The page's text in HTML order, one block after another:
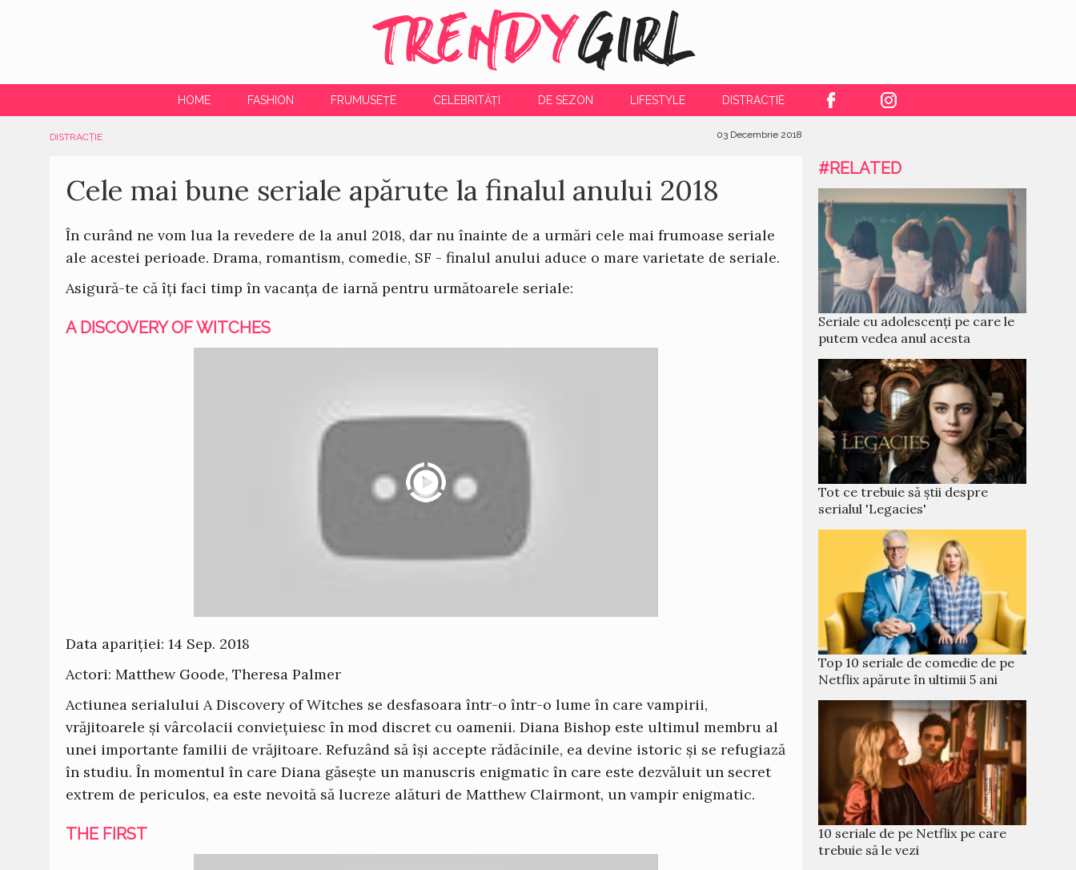
TRENDYGIRL
HOME FASHION FRUMUSEȚE CELEBRITĂȚI DE SEZON LIFESTYLE DISTRACȚIE
DISTRACȚIE 03 Decembrie 2018
Cele mai bune seriale apărute la finalul anului 2018
În curând ne vom lua la revedere de la anul 2018, dar nu înainte de a urmări cele mai frumoase seriale
ale acestei perioade. Drama, romantism, comedie, SF - finalul anului aduce o mare varietate de seriale.
Asigură-te că îți faci timp în vacanța de iarnă pentru următoarele seriale:
A DISCOVERY OF WITCHES
Data apariției: 14 Sep. 2018
Actori: Matthew Goode, Theresa Palmer
Actiunea serialului A Discovery of Witches se desfasoara într-o într-o lume în care vampirii,
vrăjitoarele și vârcolacii conviețuiesc în mod discret cu oamenii. Diana Bishop este ultimul membru al
unei importante familii de vrăjitoare. Refuzând să își accepte rădăcinile, ea devine istoric și se refugiază
în studiu. În momentul în care Diana găsește un manuscris enigmatic în care este dezvăluit un secret
extrem de periculos, ea este nevoită să lucreze alături de Matthew Clairmont, un vampir enigmatic.
THE FIRST
#RELATED
Seriale cu adolescenți pe care le
putem vedea anul acesta
Tot ce trebuie să știi despre
serialul 'Legacies'
Top 10 seriale de comedie de pe
Netflix apărute în ultimii 5 ani
10 seriale de pe Netflix pe care
trebuie să le vezi